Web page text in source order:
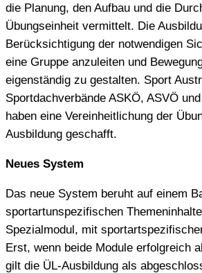
die Planung, den Aufbau und die
Übungseinheit vermittelt. Die
Berücksichtigung der notwendigen
eine Gruppe anzuleiten und
eigenständig zu gestalten. Sport
Sportdachverbände ASKÖ, ASVÖ
haben eine Vereinheitlichung der
Ausbildung geschafft.
Neues System
Das neue System beruht auf einem
sportartunspezifischen
Spezialmodul, mit
Erst, wenn beide Module erfolgreich
gilt die ÜL-Ausbildung als